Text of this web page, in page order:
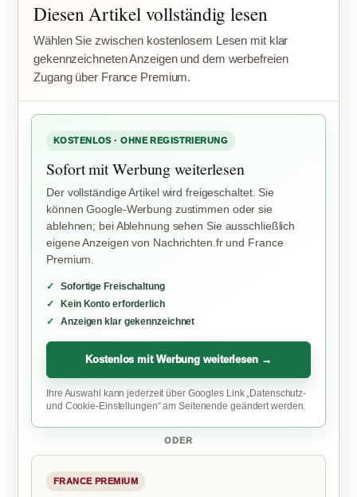
Diesen Artikel vollständig lesen
Wählen Sie zwischen kostenlosem Lesen mit klar
gekennzeichneten Anzeigen und dem werbefreien
Zugang über France Premium.
KOSTENLOS · OHNE REGISTRIERUNG
Sofort mit Werbung weiterlesen
Der vollständige Artikel wird freigeschaltet. Sie
können Google-Werbung zustimmen oder sie
ablehnen; bei Ablehnung sehen Sie ausschließlich
eigene Anzeigen von Nachrichten.fr und France
Premium.
Sofortige Freischaltung
Kein Konto erforderlich
Anzeigen klar gekennzeichnet
Kostenlos mit Werbung weiterlesen →
Ihre Auswahl kann jederzeit über Googles Link „Datenschutz-
und Cookie-Einstellungen“ am Seitenende geändert werden.
ODER
FRANCE PREMIUM